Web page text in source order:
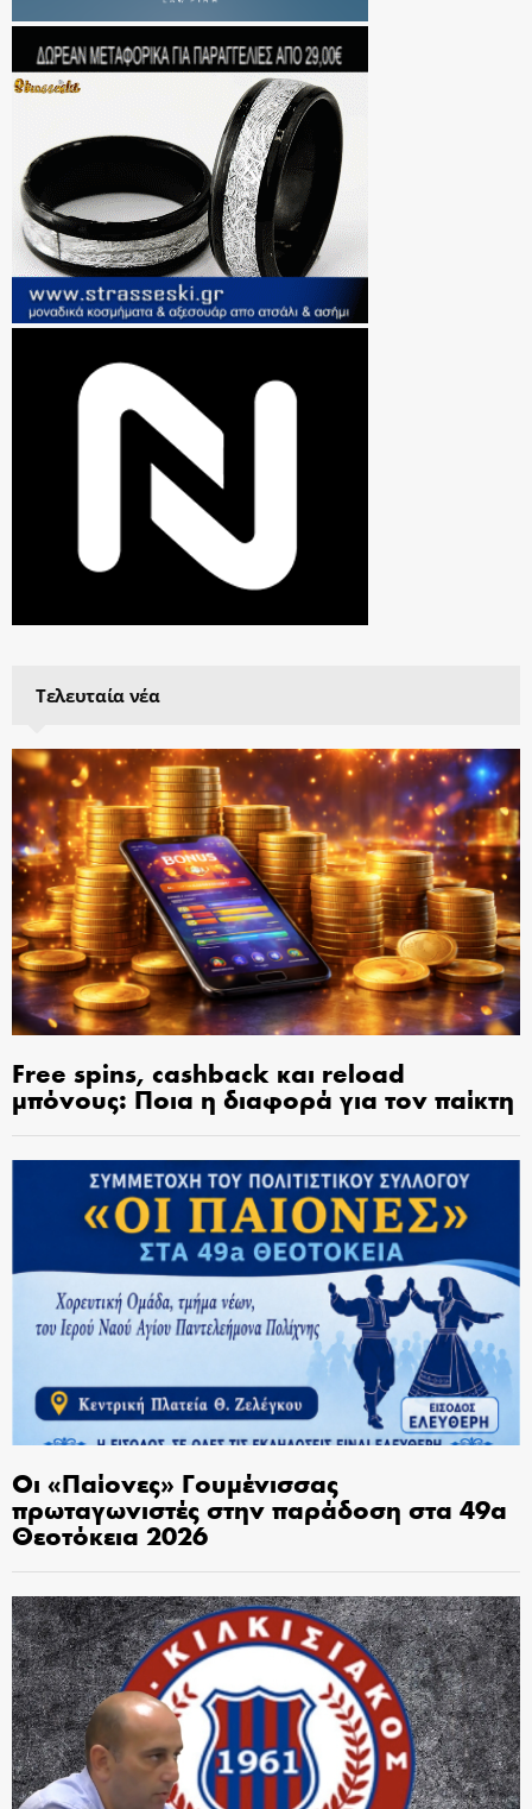
Τελευταία νέα
Free spins, cashback και reload
μπόνους: Ποια η διαφορά για τον παίκτη
Οι «Παίονες» Γουμένισσας
πρωταγωνιστές στην παράδοση στα 49α
Θεοτόκεια 2026